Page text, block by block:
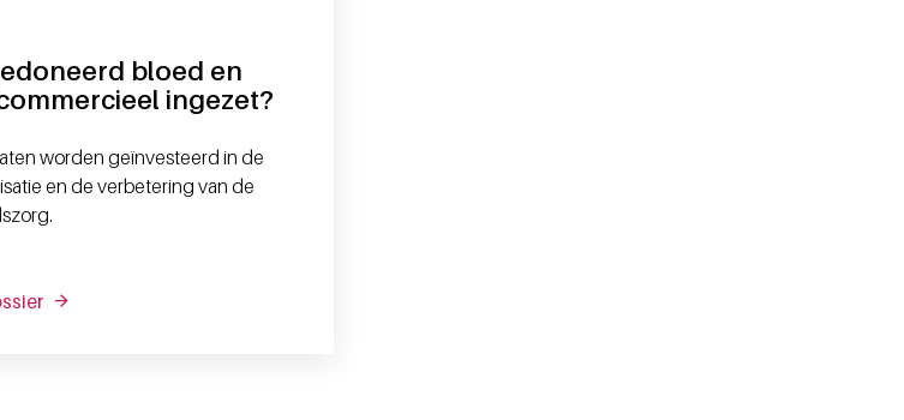
bloed en
ingezet?
worden geïnvesteerd in de
en de verbetering van de